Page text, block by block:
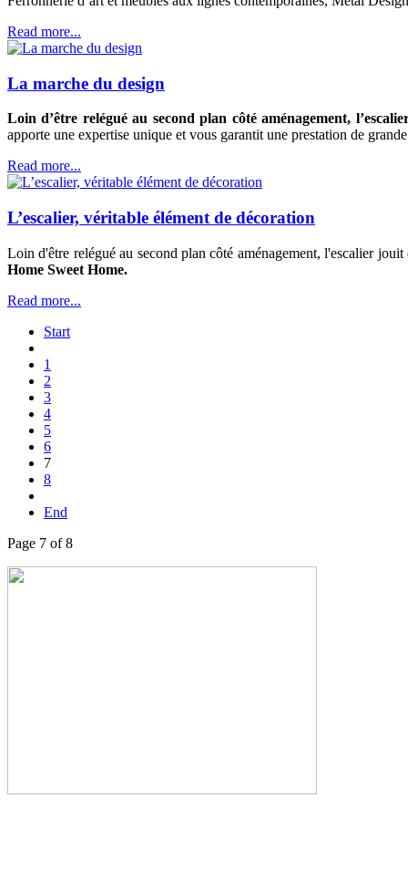
Read more...
La marche du design
Loin d’être relégué au second plan côté aménagement,
apporte une expertise unique et vous garantit une prestation de
Read more...
L’escalier, véritable élément de décoration
Loin d'être relégué au second plan côté aménagement, l'escalier
Home Sweet Home.
Read more...
Start
1
2
3
4
5
6
7
8
End
Page 7 of 8